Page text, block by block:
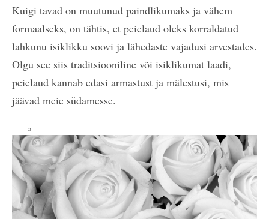
Kuigi tavad on muutunud paindlikumaks ja vähem
formaalseks, on tähtis, et peielaud oleks korraldatud
lahkunu isiklikku soovi ja lähedaste vajadusi arvestades.
Olgu see siis traditsiooniline või isiklikumat laadi,
peielaud kannab edasi armastust ja mälestusi, mis
jäävad meie südamesse.